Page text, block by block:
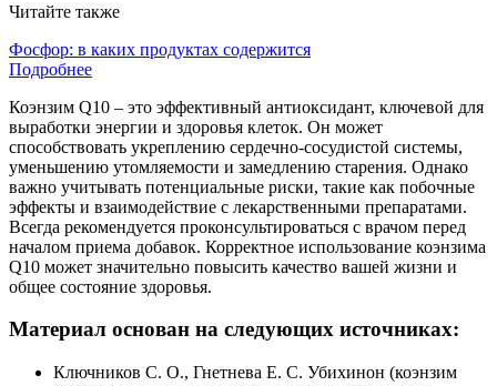
Читайте также
Фосфор: в каких продуктах содержится
Подробнее
Коэнзим Q10 – это эффективный антиоксидант, ключевой для
выработки энергии и здоровья клеток. Он может
способствовать укреплению сердечно-сосудистой системы,
уменьшению утомляемости и замедлению старения. Однако
важно учитывать потенциальные риски, такие как побочные
эффекты и взаимодействие с лекарственными препаратами.
Всегда рекомендуется проконсультироваться с врачом перед
началом приема добавок. Корректное использование коэнзима
Q10 может значительно повысить качество вашей жизни и
общее состояние здоровья.
Материал основан на следующих источниках:
Ключников С. О., Гнетнева Е. С. Убихинон (коэнзим